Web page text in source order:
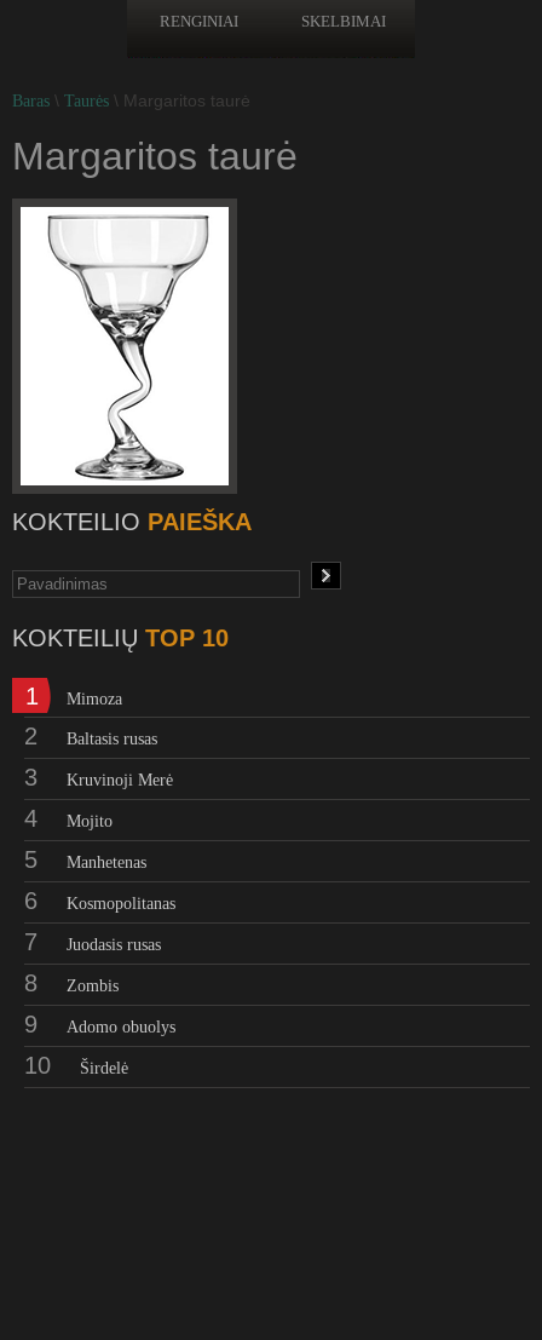
RENGINIAI SKELBIMAI
Baras \ Taurės \ Margaritos taurė
Margaritos taurė
KOKTEILIO PAIEŠKA
KOKTEILIŲ TOP 10
1 Mimoza
2 Baltasis rusas
3 Kruvinoji Merė
4 Mojito
5 Manhetenas
6 Kosmopolitanas
7 Juodasis rusas
8 Zombis
9 Adomo obuolys
10 Širdelė